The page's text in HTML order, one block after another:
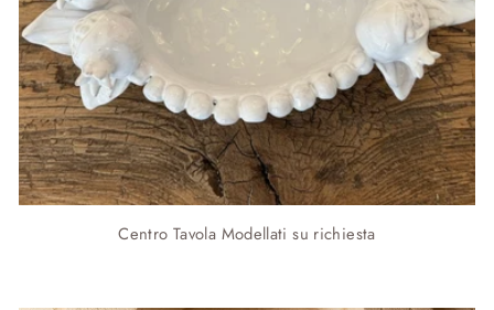
Centro Tavola Modellati su richiesta